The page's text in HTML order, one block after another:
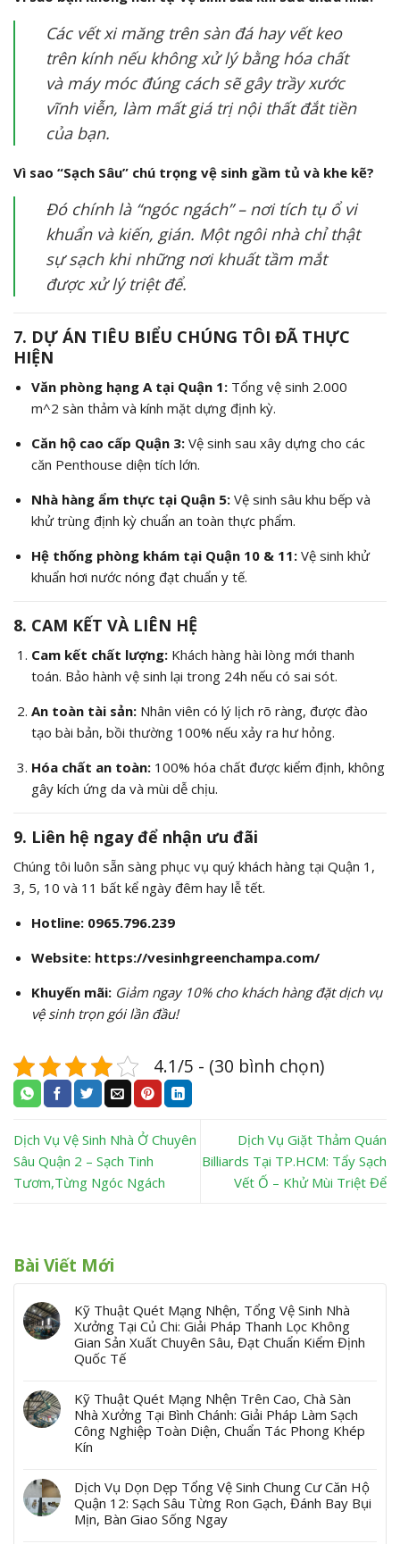
Các vết xi măng trên sàn đá hay vết keo
trên kính nếu không xử lý bằng hóa chất
và máy móc đúng cách sẽ gây trầy xước
vĩnh viễn, làm mất giá trị nội thất đắt tiền
của bạn.
Vì sao “Sạch Sâu” chú trọng vệ sinh gầm tủ và khe kẽ?
Đó chính là “ngóc ngách” – nơi tích tụ ổ vi
khuẩn và kiến, gián. Một ngôi nhà chỉ thật
sự sạch khi những nơi khuất tầm mắt
được xử lý triệt để.
7. DỰ ÁN TIÊU BIỂU CHÚNG TÔI ĐÃ THỰC
HIỆN
Văn phòng hạng A tại Quận 1:Tổng vệ sinh 2.000
m^2 sàn thảm và kính mặt dựng định kỳ.
Căn hộ cao cấp Quận 3:Vệ sinh sau xây dựng cho các
căn Penthouse diện tích lớn.
Nhà hàng ẩm thực tại Quận 5:Vệ sinh sâu khu bếp và
khử trùng định kỳ chuẩn an toàn thực phẩm.
Hệ thống phòng khám tại Quận 10 & 11:Vệ sinh khử
khuẩn hơi nước nóng đạt chuẩn y tế.
8. CAM KẾT VÀ LIÊN HỆ
Cam kết chất lượng:Khách hàng hài lòng mới thanh
toán. Bảo hành vệ sinh lại trong 24h nếu có sai sót.
An toàn tài sản:Nhân viên có lý lịch rõ ràng, được đào
tạo bài bản, bồi thường 100% nếu xảy ra hư hỏng.
Hóa chất an toàn:100% hóa chất được kiểm định, không
gây kích ứng da và mùi dễ chịu.
9. Liên hệ ngay để nhận ưu đãi
Chúng tôi luôn sẵn sàng phục vụ quý khách hàng tại Quận 1,
3, 5, 10 và 11 bất kể ngày đêm hay lễ tết.
Hotline: 0965.796.239
Website: https://vesinhgreenchampa.com/
Khuyến mãi: Giảm ngay 10% cho khách hàng đặt dịch vụ
vệ sinh trọn gói lần đầu!
4.1/5 - (30 bình chọn)
Dịch Vụ Vệ Sinh Nhà Ở Chuyên
Sâu Quận 2 – Sạch Tinh
Tươm,Từng Ngóc Ngách
Dịch Vụ Giặt Thảm Quán
Billiards Tại TP.HCM: Tẩy Sạch
Vết Ố – Khử Mùi Triệt Để
Bài Viết Mới
Kỹ Thuật Quét Mạng Nhện, Tổng Vệ Sinh Nhà
Xưởng Tại Củ Chi: Giải Pháp Thanh Lọc Không
Gian Sản Xuất Chuyên Sâu, Đạt Chuẩn Kiểm Định
Quốc Tế
Kỹ Thuật Quét Mạng Nhện Trên Cao, Chà Sàn
Nhà Xưởng Tại Bình Chánh: Giải Pháp Làm Sạch
Công Nghiệp Toàn Diện, Chuẩn Tác Phong Khép
Kín
Dịch Vụ Dọn Dẹp Tổng Vệ Sinh Chung Cư Căn Hộ
Quận 12: Sạch Sâu Từng Ron Gạch, Đánh Bay Bụi
Mịn, Bàn Giao Sống Ngay